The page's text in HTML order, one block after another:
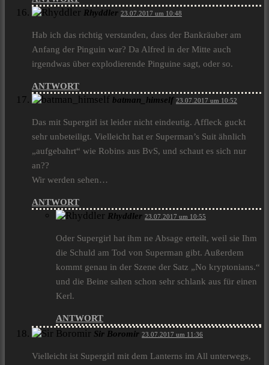
Rhyddler 23.07.2017 um 10:48
Hab ich das richtig verstanden, dass der Bankräuber am
Anfang der Pinguin war? Da Alfred in der Mitte auch
irgendwas über explodierende Pinguine sagt, oder so.
ANTWORT
batman_himself 23.07.2017 um 10:52
Das mit Supergirl ist leider nicht eindeutig. Affleck guckt
sehr unbeteiligt. Vielleicht hat er Superman’s Suit ähnlich
„aufgebahrt“ wie Robins aus BvS, und schaut es sich nur
an??
Wir werden sehen…
ANTWORT
Rhyddler 23.07.2017 um 10:55
Oder Supergirl hat ihm ne Absage erteilt, weil sie Ihm
die Schuld am Tod von Superman gibt. Außerdem
kommt genau in der Szene der Satz „No kryptonians.“
und die Beine sahen schon sehr schlank aus für einen
Kerl.
ANTWORT
Sir Boromir 23.07.2017 um 11:36
Vielleicht ist Supergirl mit dem Lanterns im All unterwegs,